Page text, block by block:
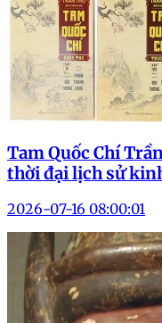
Tam Quốc Chí
thời đại lịch sử
2026-07-16 08:00:01